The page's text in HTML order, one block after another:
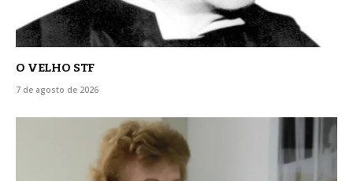
O VELHO STF
7 de agosto de 2026